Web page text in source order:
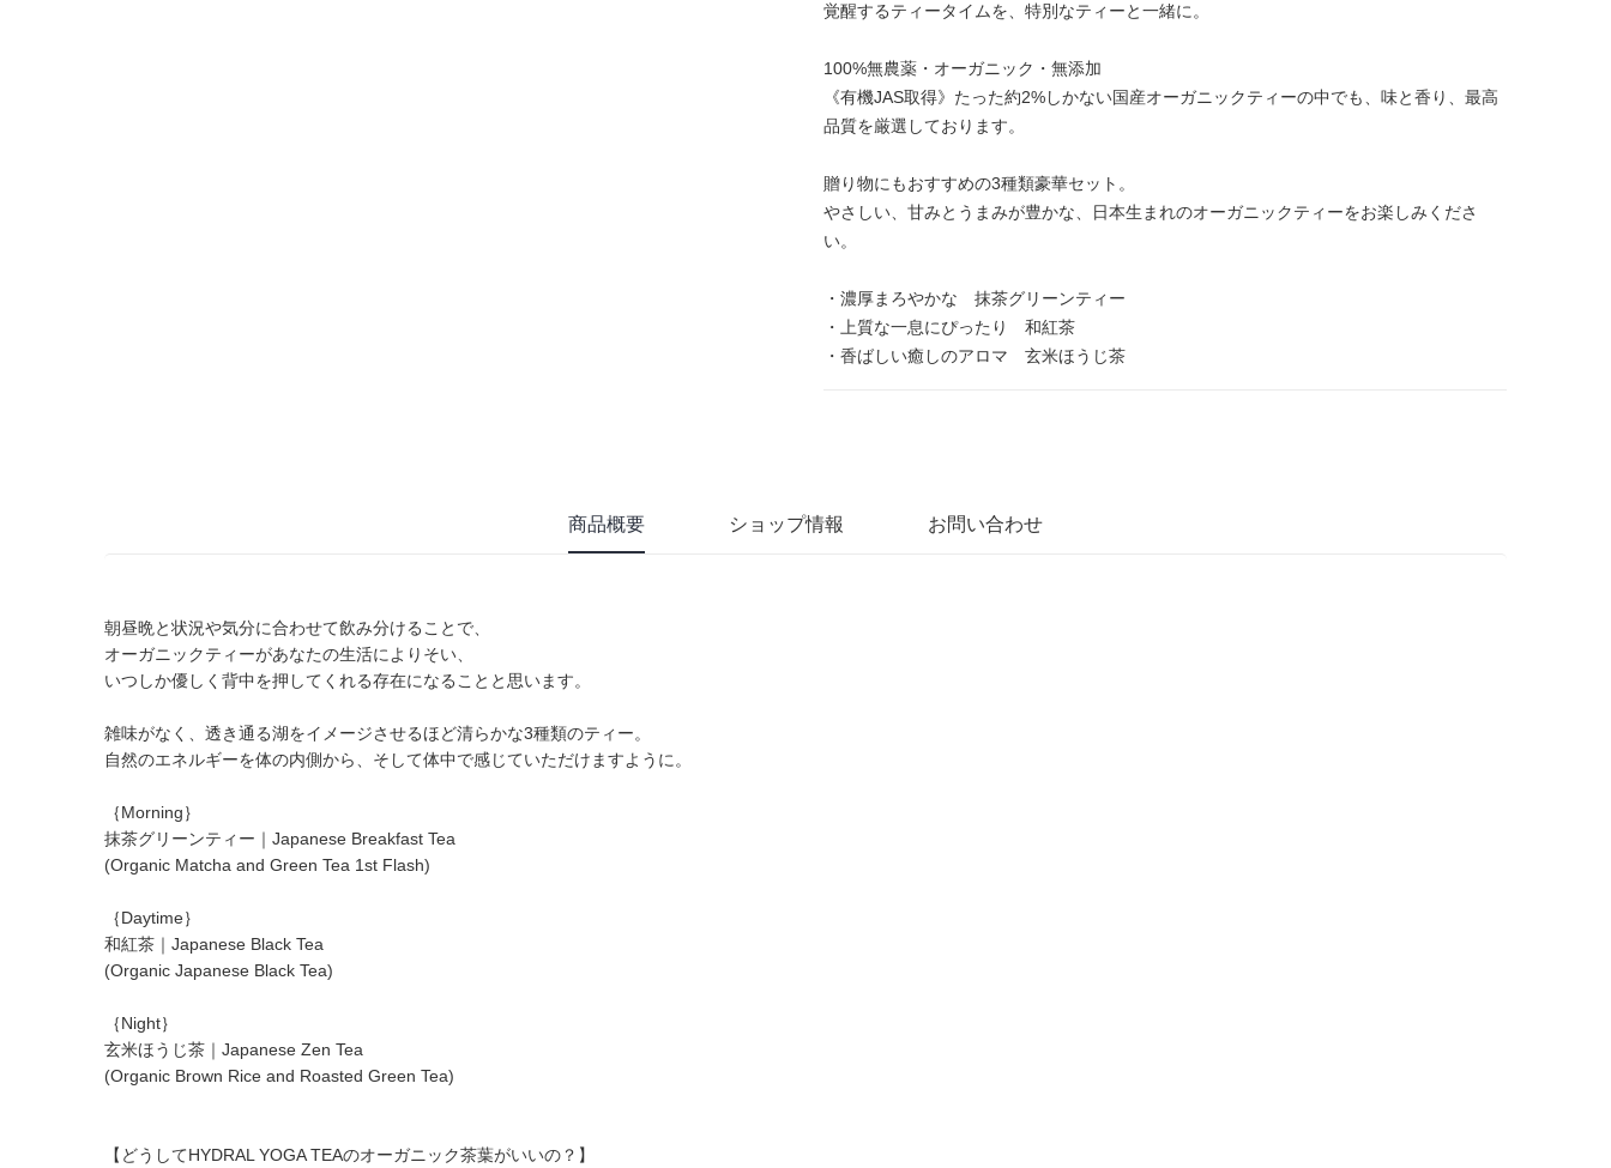
覚醒するティータイムを、特別なティーと一緒に。
100%無農薬・オーガニック・無添加
《有機JAS取得》たった約2%しかない国産オーガニックティーの中でも、味と香り、最高
品質を厳選しております。
贈り物にもおすすめの3種類豪華セット。
やさしい、甘みとうまみが豊かな、日本生まれのオーガニックティーをお楽しみくださ
い。
・濃厚まろやかな 抹茶グリーンティー
・上質な一息にぴったり 和紅茶
・香ばしい癒しのアロマ 玄米ほうじ茶
商品概要 ショップ情報 お問い合わせ
朝昼晩と状況や気分に合わせて飲み分けることで、
オーガニックティーがあなたの生活によりそい、
いつしか優しく背中を押してくれる存在になることと思います。
雑味がなく、透き通る湖をイメージさせるほど清らかな3種類のティー。
自然のエネルギーを体の内側から、そして体中で感じていただけますように。
｛Morning｝
抹茶グリーンティー｜Japanese Breakfast Tea
(Organic Matcha and Green Tea 1st Flash)
｛Daytime｝
和紅茶｜Japanese Black Tea
(Organic Japanese Black Tea)
｛Night｝
玄米ほうじ茶｜Japanese Zen Tea
(Organic Brown Rice and Roasted Green Tea)
【どうしてHYDRAL YOGA TEAのオーガニック茶葉がいいの？】